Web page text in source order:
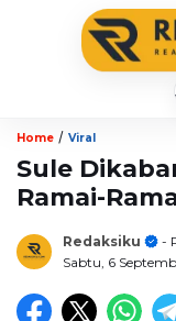
Home / Viral
Sule
Ramai-
Redaksiku
-
Sabtu, 6